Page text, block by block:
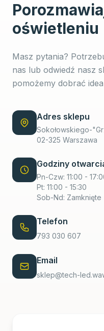
oświetleniu
Masz pytania?
nas lub odwiedź nasz
pomożemy dobrać
Adres sklepu
Sokołowskiego-
02-325 Warszawa
Godziny
Pn-Czw: 11:00 -
Pt: 11:00 - 15:30
Sob-Nd: Zamknięte
Telefon
793 030 607
Email
sklep@tech-